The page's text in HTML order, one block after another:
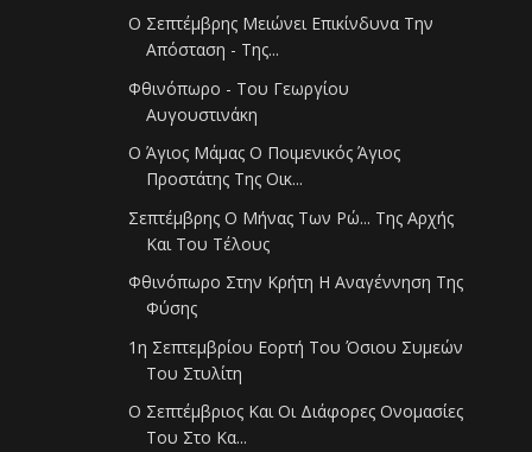
Ο Σεπτέμβρης Μειώνει Επικίνδυνα Την
Απόσταση - Της...
Φθινόπωρο - Του Γεωργίου
Αυγουστινάκη
Ο Άγιος Μάμας Ο Ποιμενικός Άγιος
Προστάτης Της Οικ...
Σεπτέμβρης Ο Μήνας Των Ρώ... Της Αρχής
Και Του Τέλους
Φθινόπωρο Στην Κρήτη Η Αναγέννηση Της
Φύσης
1η Σεπτεμβρίου Εορτή Του Όσιου Συμεών
Του Στυλίτη
Ο Σεπτέμβριος Και Οι Διάφορες Ονομασίες
Του Στο Κα...